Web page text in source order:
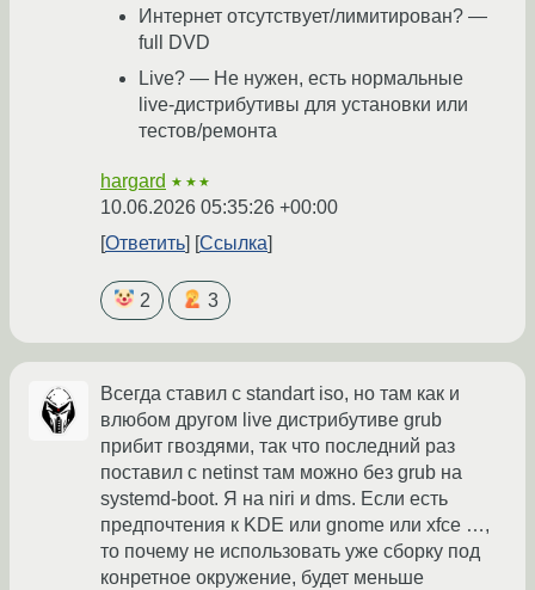
Интернет отсутствует/лимитирован? —
full DVD
Live? — Не нужен, есть нормальные
live-дистрибутивы для установки или
тестов/ремонта
hargard ★★★
10.06.2026 05:35:26 +00:00
Ответить
Ссылка
2 3
Всегда ставил с standart iso, но там как и
влюбом другом live дистрибутиве grub
прибит гвоздями, так что последний раз
поставил с netinst там можно без grub на
systemd-boot. Я на niri и dms. Если есть
предпочтения к KDE или gnome или xfce …,
то почему не использовать уже сборку под
конретное окружение, будет меньше